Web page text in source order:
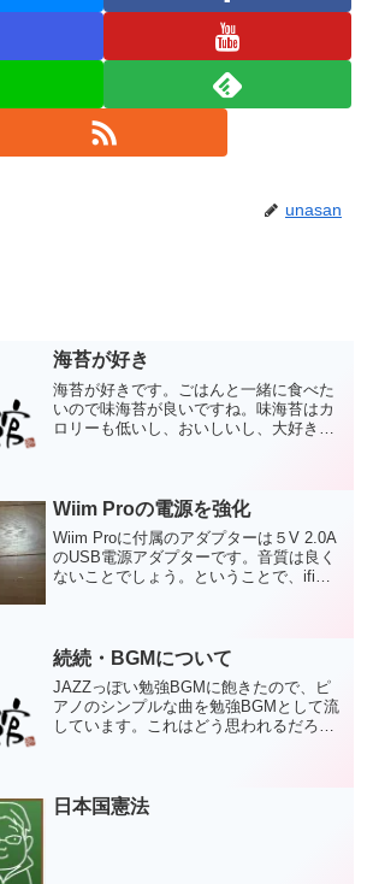
unasan
海苔が好き
海苔が好きです。ごはんと一緒に食べた
いので味海苔が良いですね。味海苔はカ
ロリーも低いし、おいしいし、大好きな
井口食品の業務用を...
Wiim Proの電源を強化
Wiim Proに付属のアダプターは５V 2.0A
のUSB電源アダプターです。音質は良く
ないことでしょう。ということで、ifiの
っ...
続続・BGMについて
JAZZっぽい勉強BGMに飽きたので、ピ
アノのシンプルな曲を勉強BGMとして流
しています。これはどう思われるだろう
日本国憲法